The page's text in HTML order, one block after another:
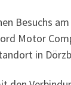
Besuchs
Motor
in